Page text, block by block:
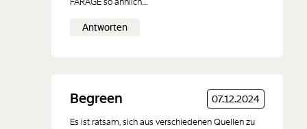
Antworten
Begreen 07.12.2024
Es ist ratsam, sich aus verschiedenen Quellen zu